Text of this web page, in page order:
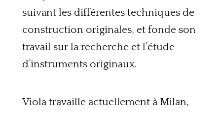
suivant les différentes techniques de
construction originales, et fonde son
travail sur la recherche et l’étude
d’instruments originaux.
Viola travaille actuellement à Milan,